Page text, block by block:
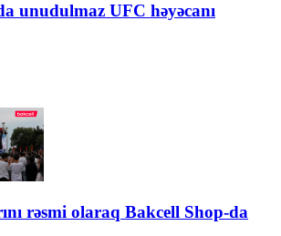
unudulmaz UFC həyəcanı
rəsmi olaraq Bakcell Shop-da